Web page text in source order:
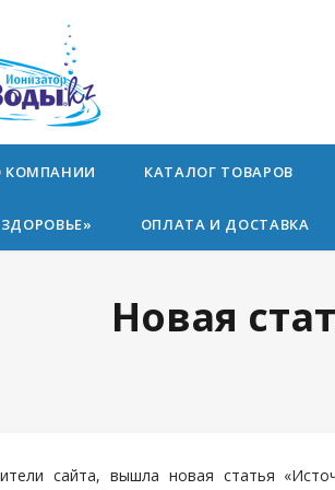
КОМПАНИИ КАТАЛОГ ТОВАРОВ
ОПЛАТА И ДОСТАВКА
Новая
сайта, вышла новая статья